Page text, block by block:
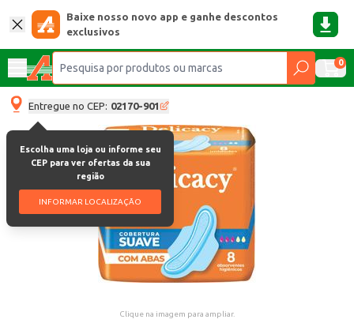
Baixe nosso novo app e ganhe descontos
exclusivos
0
Entregue no CEP: 02170-901
Escolha uma loja ou informe seu
CEP para ver ofertas da sua
região
INFORMAR LOCALIZAÇÃO
Clique na imagem para ampliar.